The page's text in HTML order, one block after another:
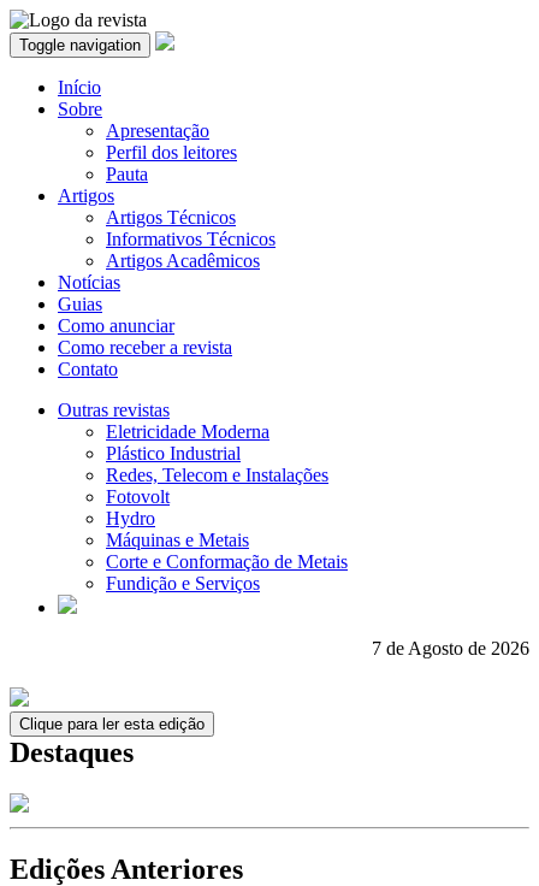
Toggle navigation
Início
Sobre
Apresentação
Perfil dos leitores
Pauta
Artigos
Artigos Técnicos
Informativos Técnicos
Artigos Acadêmicos
Notícias
Guias
Como anunciar
Como receber a revista
Contato
Outras revistas
Eletricidade Moderna
Plástico Industrial
Redes, Telecom e Instalações
Fotovolt
Hydro
Máquinas e Metais
Corte e Conformação de Metais
Fundição e Serviços
7 de Agosto de 2026
Clique para ler esta edição
Destaques
Edições Anteriores